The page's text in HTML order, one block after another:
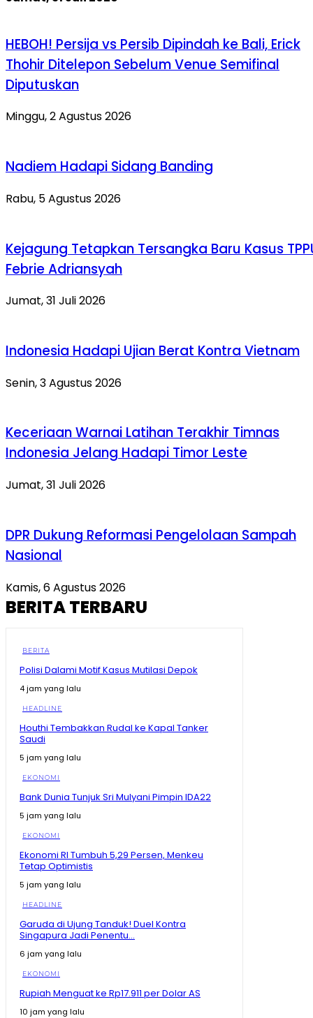
HEBOH! Persija vs Persib Dipindah ke Bali, Erick
Thohir Ditelepon Sebelum Venue Semifinal
Diputuskan
Minggu, 2 Agustus 2026
Nadiem Hadapi Sidang Banding
Rabu, 5 Agustus 2026
Kejagung Tetapkan Tersangka Baru Kasus
Febrie Adriansyah
Jumat, 31 Juli 2026
Indonesia Hadapi Ujian Berat Kontra Vietnam
Senin, 3 Agustus 2026
Keceriaan Warnai Latihan Terakhir Timnas
Indonesia Jelang Hadapi Timor Leste
Jumat, 31 Juli 2026
DPR Dukung Reformasi Pengelolaan Sampah
Nasional
Kamis, 6 Agustus 2026
BERITA TERBARU
BERITA
Polisi Dalami Motif Kasus Mutilasi Depok
4 jam yang lalu
HEADLINE
Houthi Tembakkan Rudal ke Kapal Tanker
Saudi
5 jam yang lalu
EKONOMI
Bank Dunia Tunjuk Sri Mulyani Pimpin IDA22
5 jam yang lalu
EKONOMI
Ekonomi RI Tumbuh 5,29 Persen, Menkeu
Tetap Optimistis
5 jam yang lalu
HEADLINE
Garuda di Ujung Tanduk! Duel Kontra
Singapura Jadi Penentu...
6 jam yang lalu
EKONOMI
Rupiah Menguat ke Rp17.911 per Dolar AS
10 jam yang lalu